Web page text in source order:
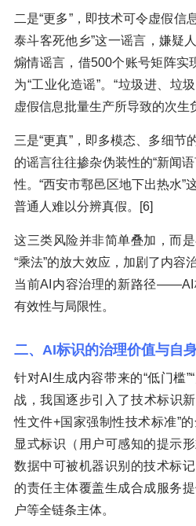
二是“更多”，即技术可令虚假信
泰斗客死他乡”这一谣言，嫌疑
煽情谣言，借500个账号矩阵实
为“工业化造谣”。“垃圾进、垃
虚假信息批量生产所导致的次生
三是“更真”，即多模态、多细节
的谣言往往掺杂伪装性的“新闻
性。“西安市鄠邑区地下出热水”
普通人难以分辨真假。[6]
这三类风险并非简单叠加，而
“乘法”的放大效应，加剧了内容
当前AI内容治理的新路径——AI
有效性与局限性。
二、AI标识的治理价值与自
针对AI生成内容带来的“低门槛
战，我国逐步引入了技术标识
性文件+国家强制性技术标准”
显式标识（用户可感知的提示
数据中可被机器识别的技术标
的责任主体覆盖生成合成服务
户等全链条主体。